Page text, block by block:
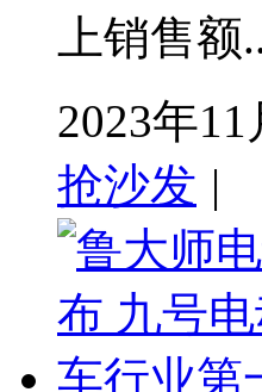
上销售额
2023年11
抢沙发 |